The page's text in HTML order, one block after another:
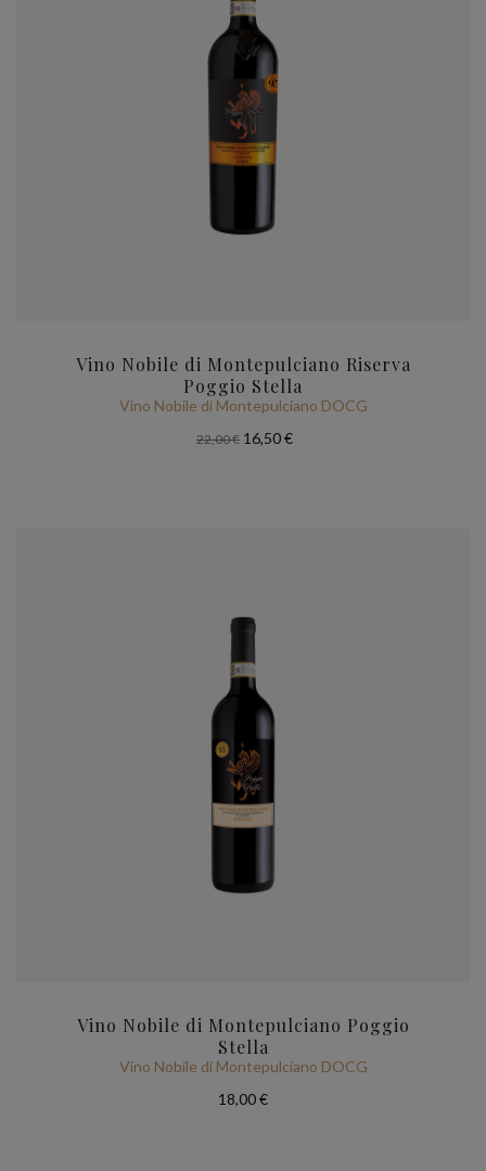
Vino Nobile di Montepulciano Riserva
Poggio Stella
Vino Nobile di Montepulciano DOCG
22,00 € 16,50 €
Vino Nobile di Montepulciano Poggio
Stella
Vino Nobile di Montepulciano DOCG
18,00 €